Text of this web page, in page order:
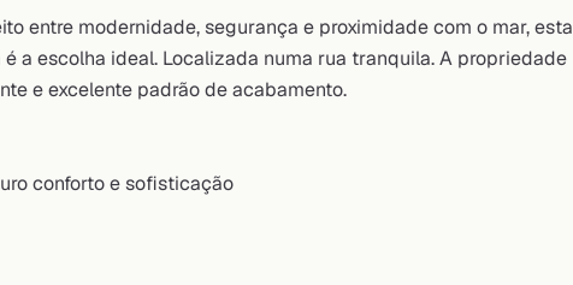
entre modernidade, segurança e proximidade com o mar, esta
a escolha ideal. Localizada numa rua tranquila. A propriedade
e excelente padrão de acabamento.
conforto e sofisticação